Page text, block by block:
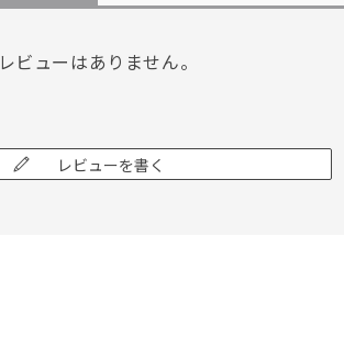
レビューはありません。
レビューを書く